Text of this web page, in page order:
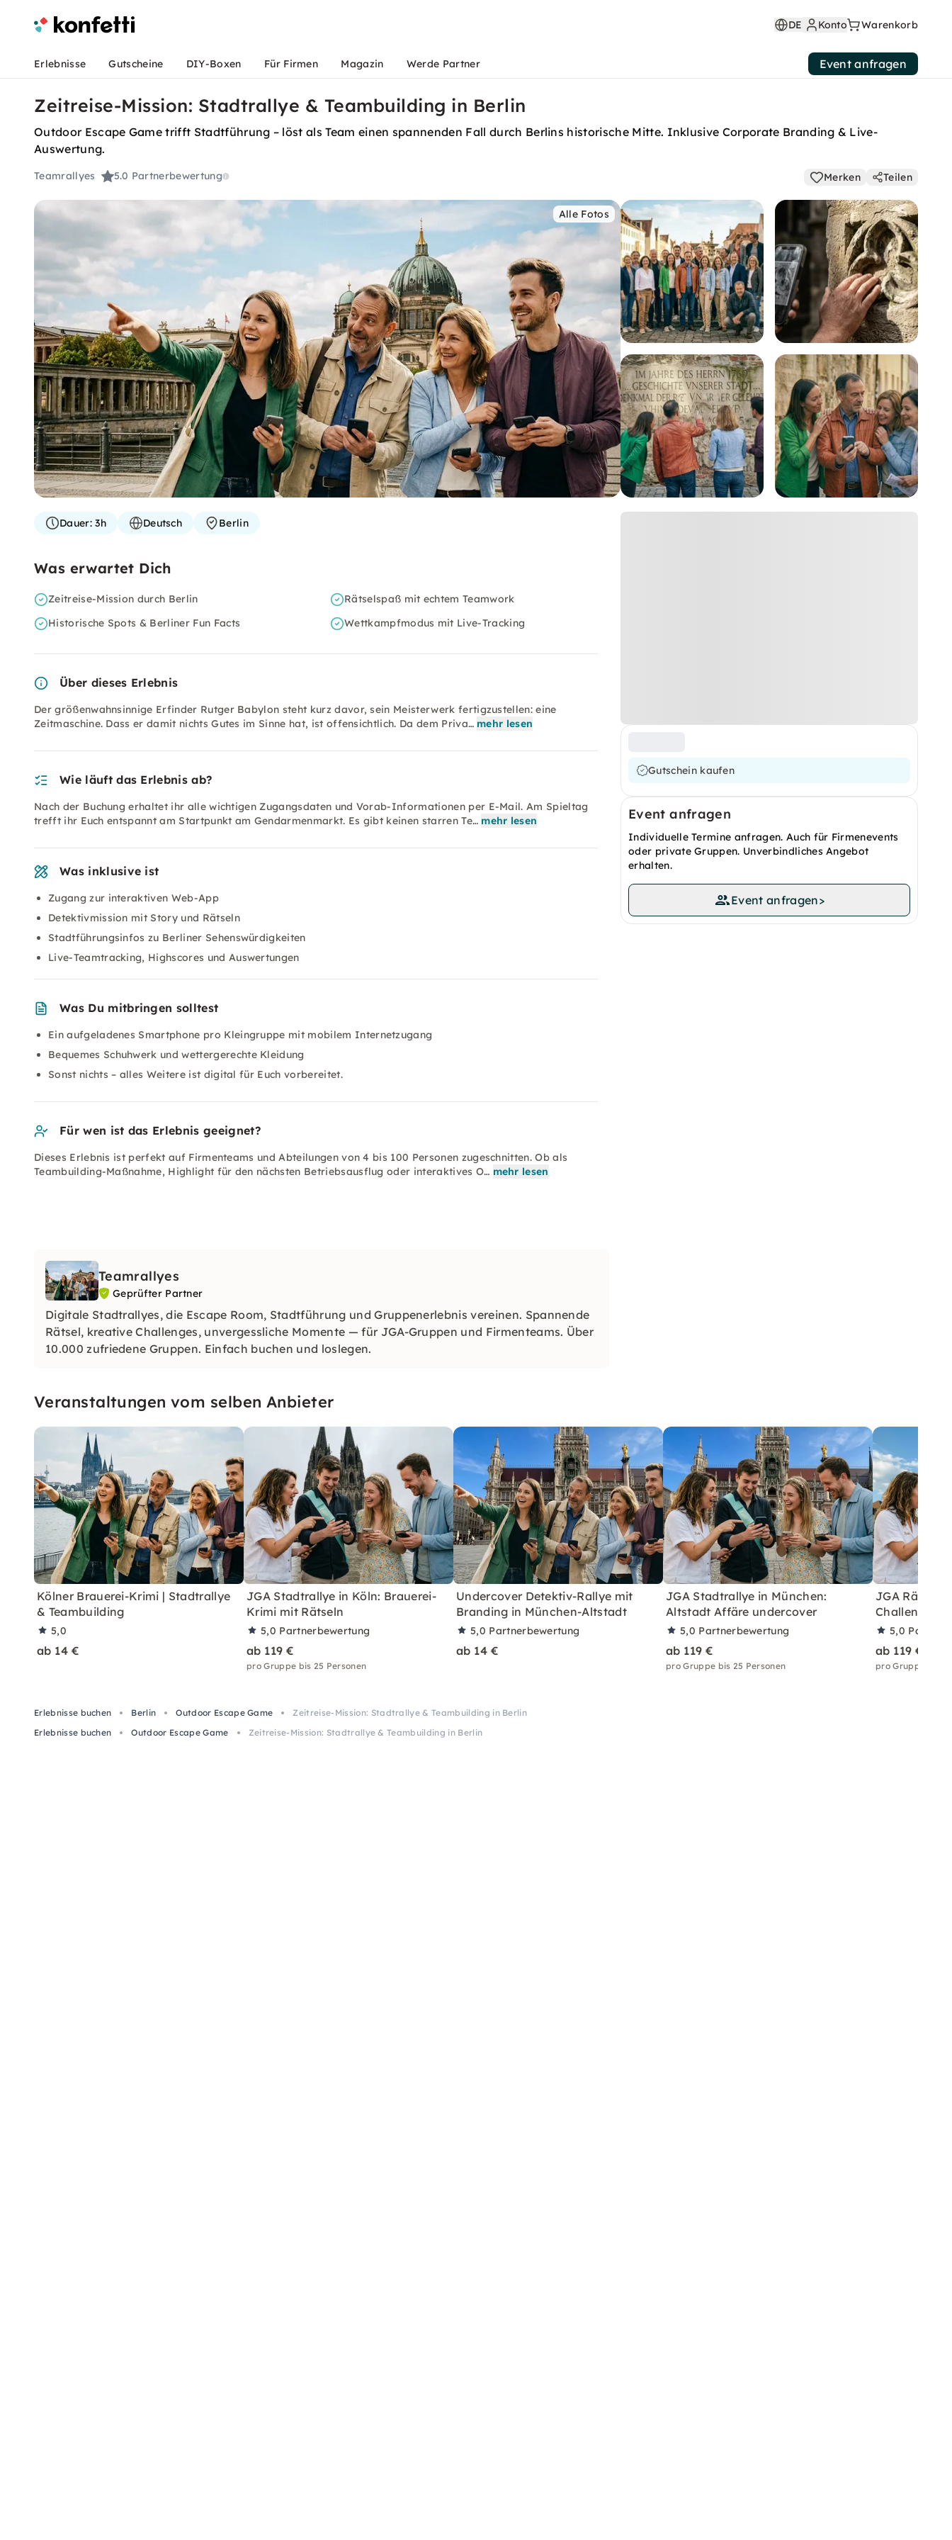
DE Konto Warenkorb
Erlebnisse Gutscheine DIY-Boxen Für Firmen Magazin Werde Partner Event anfragen
Zeitreise-Mission: Stadtrallye & Teambuilding in Berlin
Outdoor Escape Game trifft Stadtführung – löst als Team einen spannenden Fall durch Berlins historische Mitte. Inklusive Corporate Branding & Live-
Auswertung.
Teamrallyes 5.0 Partnerbewertung Merken Teilen
Alle Fotos
Gutschein kaufen
Event anfragen
Individuelle Termine anfragen. Auch für Firmenevents
oder private Gruppen. Unverbindliches Angebot
erhalten.
Event anfragen>
Dauer:3h Deutsch Berlin
Was erwartet Dich
Zeitreise-Mission durch Berlin
Rätselspaß mit echtem Teamwork
Historische Spots & Berliner Fun Facts
Wettkampfmodus mit Live-Tracking
Über dieses Erlebnis
Der größenwahnsinnige Erfinder Rutger Babylon steht kurz davor, sein Meisterwerk fertigzustellen: eine
Zeitmaschine. Dass er damit nichts Gutes im Sinne hat, ist offensichtlich. Da dem Priva… mehr lesen
Wie läuft das Erlebnis ab?
Nach der Buchung erhaltet ihr alle wichtigen Zugangsdaten und Vorab-Informationen per E-Mail. Am Spieltag
trefft ihr Euch entspannt am Startpunkt am Gendarmenmarkt. Es gibt keinen starren Te… mehr lesen
Was inklusive ist
Zugang zur interaktiven Web-App
Detektivmission mit Story und Rätseln
Stadtführungsinfos zu Berliner Sehenswürdigkeiten
Live-Teamtracking, Highscores und Auswertungen
Was Du mitbringen solltest
Ein aufgeladenes Smartphone pro Kleingruppe mit mobilem Internetzugang
Bequemes Schuhwerk und wettergerechte Kleidung
Sonst nichts – alles Weitere ist digital für Euch vorbereitet.
Für wen ist das Erlebnis geeignet?
Dieses Erlebnis ist perfekt auf Firmenteams und Abteilungen von 4 bis 100 Personen zugeschnitten. Ob als
Teambuilding-Maßnahme, Highlight für den nächsten Betriebsausflug oder interaktives O… mehr lesen
Teamrallyes
Geprüfter Partner
Digitale Stadtrallyes, die Escape Room, Stadtführung und Gruppenerlebnis vereinen. Spannende
Rätsel, kreative Challenges, unvergessliche Momente — für JGA-Gruppen und Firmenteams. Über
10.000 zufriedene Gruppen. Einfach buchen und loslegen.
Veranstaltungen vom selben Anbieter
Kölner Brauerei-Krimi | Stadtrallye
& Teambuilding
5,0
ab 14 €
JGA Stadtrallye in Köln: Brauerei-
Krimi mit Rätseln
5,0 Partnerbewertung
ab 119 €
pro Gruppe bis 25 Personen
Undercover Detektiv-Rallye mit
Branding in München-Altstadt
5,0 Partnerbewertung
ab 14 €
JGA Stadtrallye in München:
Altstadt Affäre undercover
5,0 Partnerbewertung
ab 119 €
pro Gruppe bis 25 Personen
JGA Rätsel-
Challenges
5,0
ab 119 €
pro Gruppe bis
Erlebnisse buchen Berlin Outdoor Escape Game
Zeitreise-Mission: Stadtrallye & Teambuilding in Berlin
Erlebnisse buchen
Outdoor Escape Game Zeitreise-Mission: Stadtrallye & Teambuilding in Berlin